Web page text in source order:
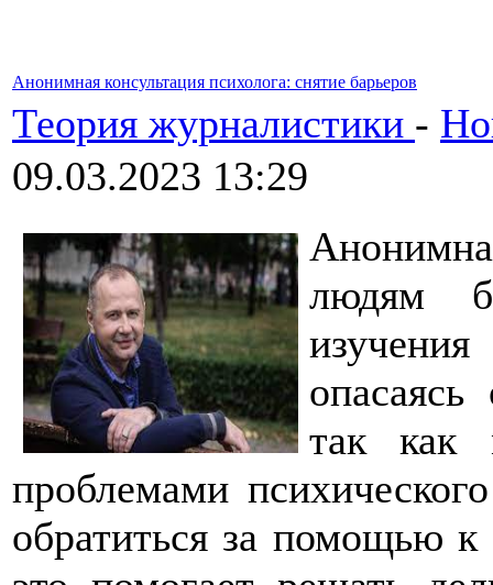
Анонимная консультация психолога: снятие барьеров
Теория журналистики -
09.03.2023 13:29
людям
так как
проблемами
обратиться за помощью